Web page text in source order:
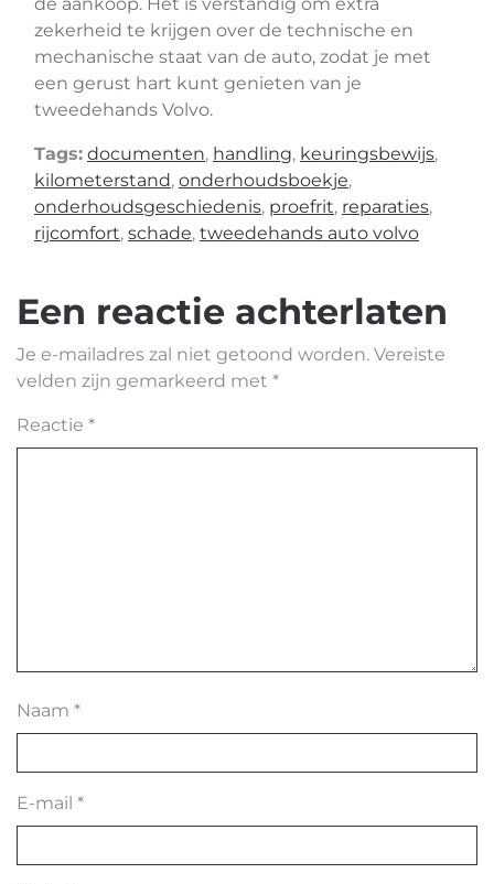
zekerheid te krijgen over de technische en
mechanische staat van de auto, zodat je met
een gerust hart kunt genieten van je
tweedehands Volvo.
Tags: documenten, handling, keuringsbewijs,
kilometerstand, onderhoudsboekje,
onderhoudsgeschiedenis, proefrit, reparaties,
rijcomfort, schade, tweedehands auto volvo
Een reactie achterlaten
Je e-mailadres zal niet getoond worden. Vereiste
velden zijn gemarkeerd met *
Reactie *
Naam *
E-mail *